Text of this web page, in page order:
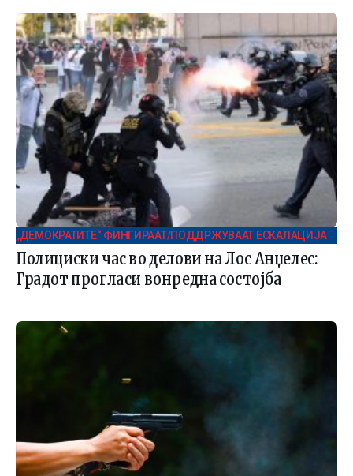
„ДЕМОКРАТИТЕ“ ФИНГИРААТ/ПОДДРЖУВААТ ЕСКАЛАЦИЈА
Полициски час во делови на Лос Анџелес:
Градот прогласи вонредна состојба